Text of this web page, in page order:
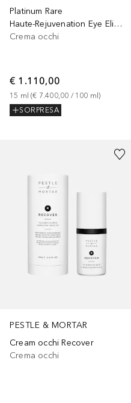
Platinum Rare
Haute-Rejuvenation Eye Elixir, Siero Occhi
Crema occhi
€ 1.110,00
15 ml (€ 7.400,00 / 100 ml)
SORPRESA
PESTLE & MORTAR
Cream occhi Recover
Crema occhi